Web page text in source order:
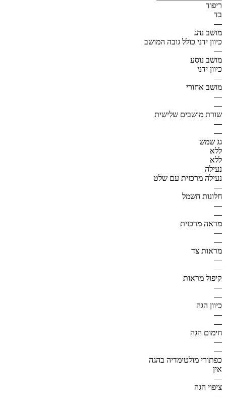
ריפוד
בד
—
מושב נהג
כיוון ידני כולל גובה המושב
—
מושב נוסע
כיוון ידני
—
מושב אחורי
—
—
שורת מושבים שלישית
—
—
גג שמש
ללא
ללא
נעילה
נעילה מרכזית עם שלט
—
חלונות חשמל
—
—
מראה מרכזית
—
—
מראות צד
—
—
קיפול מראות
—
—
כיוון הגה
—
—
חימום הגה
—
—
כפתורי מולטימדיה בהגה
אין
—
ציפוי הגה